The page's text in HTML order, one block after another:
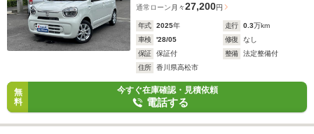
通常ローン 月々27,200円
年式 2025年 走行 0.3万km
車検
'28/05 修復
なし
保証
保証付 整備
法定整備付
住所
香川県高松市
無
料
今すぐ在庫確認・見積依頼
電話する